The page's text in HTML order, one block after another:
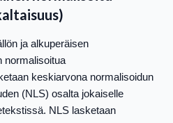
ja alkuperäisen
normalisoitua
keskiarvona normalisoidun
(NLS) osalta jokaiselle
NLS lasketaan